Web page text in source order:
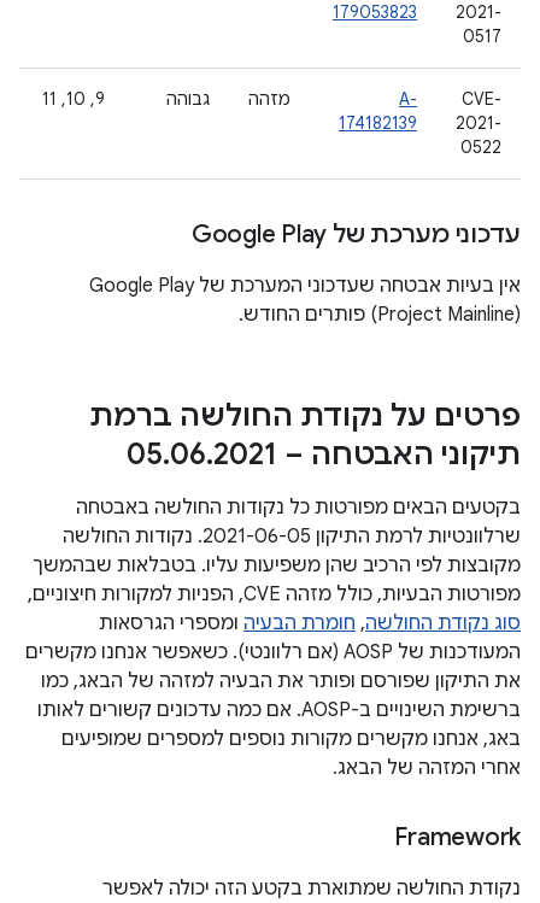
2021-
0517
179053823
CVE-
2021-
0522
A-
174182139
מזהה גבוהה ‫9, 10, 11
עדכוני מערכת של Google Play
אין בעיות אבטחה שעדכוני המערכת של Google Play
(Project Mainline) פותרים החודש.
פרטים על נקודת החולשה ברמת
תיקוני האבטחה – 05
.06.2021
בקטעים הבאים מפורטות כל נקודות החולשה באבטחה
שרלוונטיות לרמת התיקון 2021-06-05. נקודות החולשה
מקובצות לפי הרכיב שהן משפיעות עליו. בטבלאות שבהמשך
מפורטות הבעיות, כולל מזהה CVE, הפניות למקורות חיצוניים,
סוג נקודת החולשה, חומרת הבעיה ומספרי הגרסאות
המעודכנות של AOSP (אם רלוונטי). כשאפשר אנחנו מקשרים
את התיקון שפורסם ופותר את הבעיה למזהה של הבאג, כמו
ברשימת השינויים ב-AOSP. אם כמה עדכונים קשורים לאותו
באג, אנחנו מקשרים מקורות נוספים למספרים שמופיעים
אחרי המזהה של הבאג.
Framework
נקודת החולשה שמתוארת בקטע הזה יכולה לאפשר